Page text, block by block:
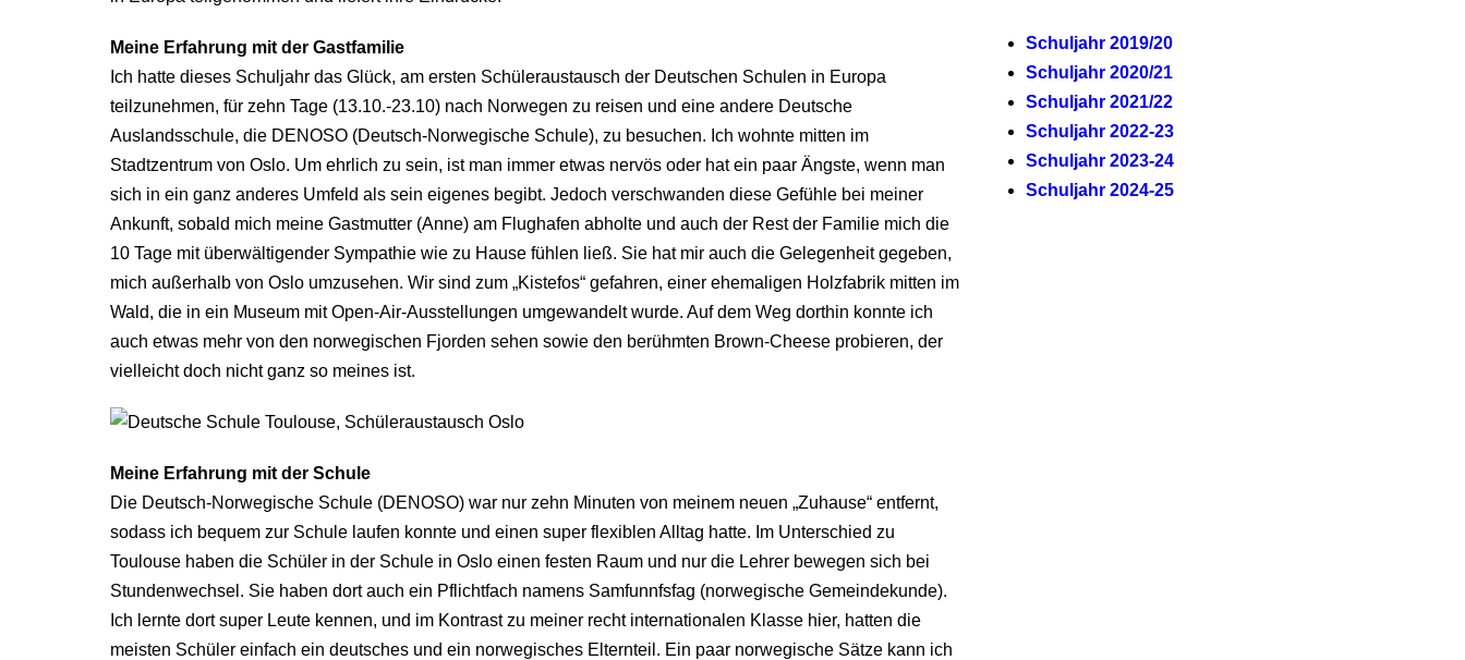
Meine Erfahrung mit der Gastfamilie
Ich hatte dieses Schuljahr das Glück, am ersten Schüleraustausch der Deutschen Schulen in Europa
teilzunehmen, für zehn Tage (13.10.-23.10) nach Norwegen zu reisen und eine andere Deutsche
Auslandsschule, die DENOSO (Deutsch-Norwegische Schule), zu besuchen. Ich wohnte mitten im
Stadtzentrum von Oslo. Um ehrlich zu sein, ist man immer etwas nervös oder hat ein paar Ängste, wenn man
sich in ein ganz anderes Umfeld als sein eigenes begibt. Jedoch verschwanden diese Gefühle bei meiner
Ankunft, sobald mich meine Gastmutter (Anne) am Flughafen abholte und auch der Rest der Familie mich die
10 Tage mit überwältigender Sympathie wie zu Hause fühlen ließ. Sie hat mir auch die Gelegenheit gegeben,
mich außerhalb von Oslo umzusehen. Wir sind zum „Kistefos“ gefahren, einer ehemaligen Holzfabrik mitten im
Wald, die in ein Museum mit Open-Air-Ausstellungen umgewandelt wurde. Auf dem Weg dorthin konnte ich
auch etwas mehr von den norwegischen Fjorden sehen sowie den berühmten Brown-Cheese probieren, der
vielleicht doch nicht ganz so meines ist.
Meine Erfahrung mit der Schule
Die Deutsch-Norwegische Schule (DENOSO) war nur zehn Minuten von meinem neuen „Zuhause“ entfernt,
sodass ich bequem zur Schule laufen konnte und einen super flexiblen Alltag hatte. Im Unterschied zu
Toulouse haben die Schüler in der Schule in Oslo einen festen Raum und nur die Lehrer bewegen sich bei
Stundenwechsel. Sie haben dort auch ein Pflichtfach namens Samfunnfsfag (norwegische Gemeindekunde).
Ich lernte dort super Leute kennen, und im Kontrast zu meiner recht internationalen Klasse hier, hatten die
meisten Schüler einfach ein deutsches und ein norwegisches Elternteil. Ein paar norwegische Sätze kann ich
Schuljahr 2019/20
Schuljahr 2020/21
Schuljahr 2021/22
Schuljahr 2022-23
Schuljahr 2023-24
Schuljahr 2024-25